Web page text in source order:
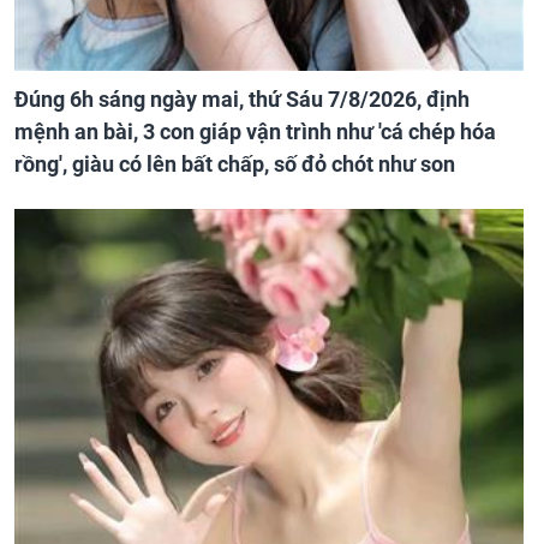
Đúng 6h sáng ngày mai, thứ Sáu 7/8/2026, định
mệnh an bài, 3 con giáp vận trình như 'cá chép hóa
rồng', giàu có lên bất chấp, số đỏ chót như son